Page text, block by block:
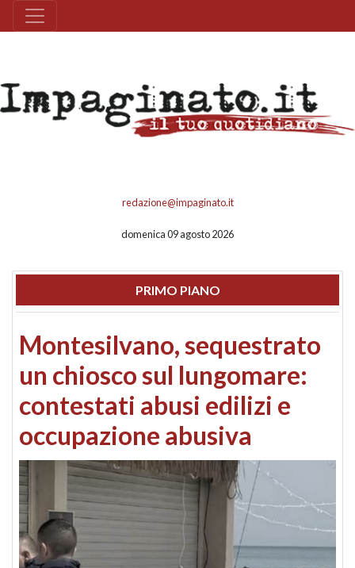
redazione@impaginato.it
domenica 09 agosto 2026
PRIMO PIANO
Montesilvano, sequestrato
un chiosco sul lungomare:
contestati abusi edilizi e
occupazione abusiva